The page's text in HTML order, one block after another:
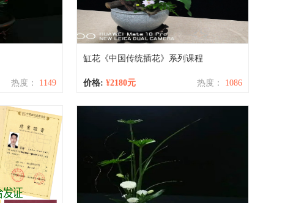
热度： 1149
缸花《中国传统插花》系列课程 ​
价格: ¥2180元 热度： 1086